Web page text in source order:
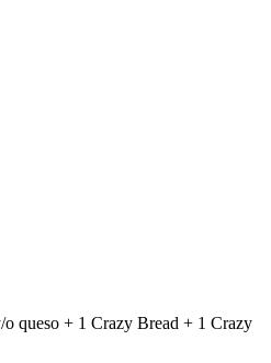
o queso + 1 Crazy Bread + 1 Crazy